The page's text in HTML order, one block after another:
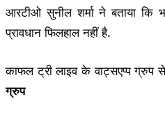
आरटीओ सुनील शर्मा ने बताया कि
प्रावधान फिलहाल नहीं है.
काफल ट्री लाइव के वाट्सएप्प
ग्रुप